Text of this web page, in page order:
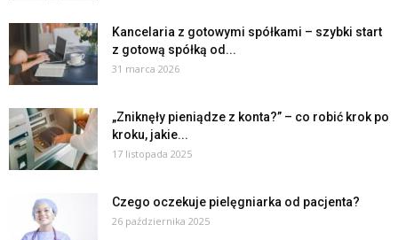
Kancelaria z gotowymi spółkami – szybki start
z gotową spółką od...
31 marca 2026
„Zniknęły pieniądze z konta?” – co robić krok po
kroku, jakie...
17 listopada 2025
Czego oczekuje pielęgniarka od pacjenta?
26 października 2025